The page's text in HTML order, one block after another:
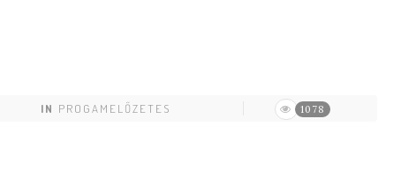
IN PROGAMELŐZETES 1078